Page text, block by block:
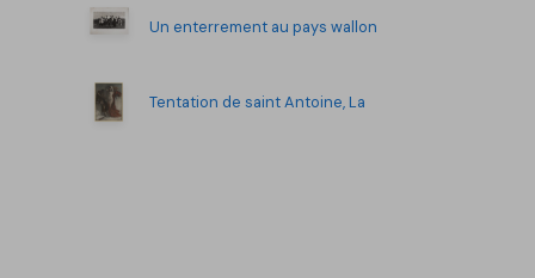
Un enterrement au pays wallon
Tentation de saint Antoine, La